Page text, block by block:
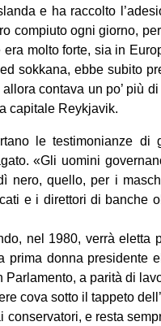
e ha raccolto
compiuto ogni giorno,
molto forte, sia in
sokkana, ebbe subito
contava un po’ più
capitale Reykjavik.
le testimonianze di
«Gli uomini
nero, quello, per i
e i direttori di banche
nel 1980, verrà eletta
donna presidente
a parità di
cova sotto il tappeto
e resta